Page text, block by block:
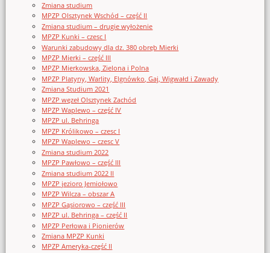
Zmiana studium
MPZP Olsztynek Wschód – część II
Zmiana studium – drugie wyłożenie
MPZP Kunki – czesc I
Warunki zabudowy dla dz. 380 obręb Mierki
MPZP Mierki – część III
MPZP Mierkowska, Zielona i Polna
MPZP Platyny, Warlity, Elgnówko, Gaj, Wigwałd i Zawady
Zmiana Studium 2021
MPZP węzeł Olsztynek Zachód
MPZP Waplewo – część IV
MPZP ul. Behringa
MPZP Królikowo – czesc I
MPZP Waplewo – czesc V
Zmiana studium 2022
MPZP Pawłowo – część III
Zmiana studium 2022 II
MPZP jezioro Jemiołowo
MPZP Wilcza – obszar A
MPZP Gąsiorowo – część III
MPZP ul. Behringa – część II
MPZP Perłowa i Pionierów
Zmiana MPZP Kunki
MPZP Ameryka-część II